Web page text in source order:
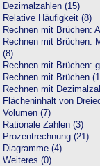
Dezimalzahlen (15)
Relative Häufigkeit (8)
Rechnen mit Brüchen:
Rechnen mit Brüchen:
(8)
Rechnen mit Brüchen:
Rechnen mit Brüchen
Rechnen mit
Flächeninhalt von
Volumen (7)
Rationale Zahlen (3)
Prozentrechnung (21)
Diagramme (4)
Weiteres (0)